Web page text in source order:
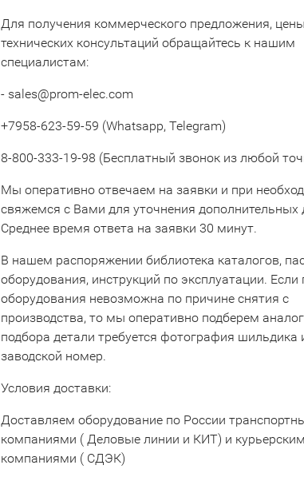
Для получения коммерческого предложения,
технических консультаций обращайтесь к нашим
специалистам:
- sales@prom-elec.com
+7958-623-59-59 (Whatsapp, Telegram)
8-800-333-19-98 (Бесплатный звонок из любой
Мы оперативно отвечаем на заявки и при
свяжемся с Вами для уточнения дополнительных
Среднее время ответа на заявки 30 минут.
В нашем распоряжении библиотека каталогов,
оборудования, инструкций по эксплуатации. Если
оборудования невозможна по причине снятия с
производства, то мы оперативно подберем
подбора детали требуется фотография шильдика
заводской номер.
Условия доставки:
Доставляем оборудование по России
компаниями ( Деловые линии и КИТ) и
компаниями ( СДЭК)